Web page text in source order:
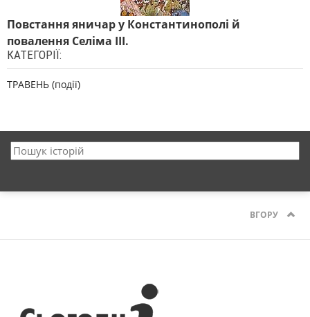
Повстання яничар у Константинополі й
повалення Селіма ІІІ.
КАТЕГОРІЇ:
ТРАВЕНЬ (події)
ВГОРУ